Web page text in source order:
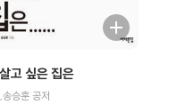
고 싶은 집은
송승훈 공저